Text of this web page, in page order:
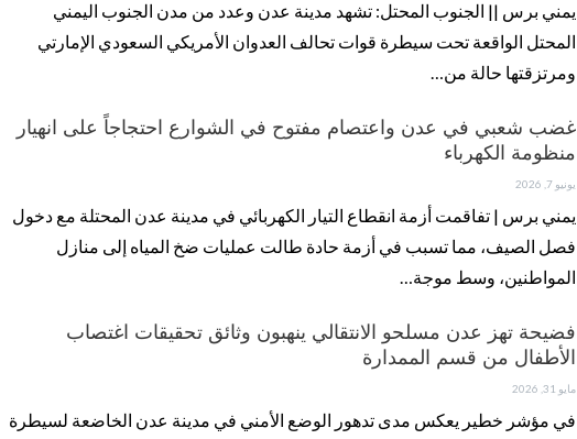
يمني برس || الجنوب المحتل: تشهد مدينة عدن وعدد من مدن الجنوب اليمني
المحتل الواقعة تحت سيطرة قوات تحالف العدوان الأمريكي السعودي الإمارتي
ومرتزقتها حالة من…
غضب شعبي في عدن واعتصام مفتوح في الشوارع احتجاجاً على انهيار
منظومة الكهرباء
يونيو 7, 2026
يمني برس | تفاقمت أزمة انقطاع التيار الكهربائي في مدينة عدن المحتلة مع دخول
فصل الصيف، مما تسبب في أزمة حادة طالت عمليات ضخ المياه إلى منازل
المواطنين، وسط موجة…
فضيحة تهز عدن مسلحو الانتقالي ينهبون وثائق تحقيقات اغتصاب
الأطفال من قسم الممدارة
مايو 31, 2026
في مؤشر خطير يعكس مدى تدهور الوضع الأمني في مدينة عدن الخاضعة لسيطرة